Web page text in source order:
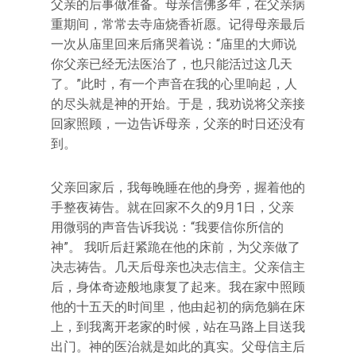
父亲的后事做准备。母亲信佛多年，在父亲病
重期间，常常去寺庙烧香祈愿。记得母亲最后
一次从庙里回来后痛哭着说：“庙里的大师说
你父亲已经无法医治了，也只能活过这几天
了。”此时，有一个声音在我的心里响起，人
的尽头就是神的开始。于是，我劝说将父亲接
回家照顾，一边告诉母亲，父亲的时日还没有
到。
父亲回家后，我每晚睡在他的身旁，握着他的
手整夜祷告。就在回家不久的9月1日，父亲
用微弱的声音告诉我说：“我要信你所信的
神”。 我听后赶紧跪在他的床前，为父亲做了
决志祷告。几天后母亲也决志信主。父亲信主
后，身体奇迹般地康复了起来。我在家中照顾
他的十五天的时间里，他由起初的病危躺在床
上，到我离开老家的时候，站在马路上目送我
出门。神的医治就是如此的真实。父母信主后